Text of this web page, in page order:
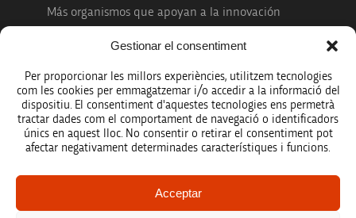
Gestionar el consentiment
Per proporcionar les millors experiències, utilitzem tecnologies
com les cookies per emmagatzemar i/o accedir a la informació del
dispositiu. El consentiment d'aquestes tecnologies ens permetrà
tractar dades com el comportament de navegació o identificadors
únics en aquest lloc. No consentir o retirar el consentiment pot
afectar negativament determinades característiques i funcions.
Acceptar
Más organismos que apoyan a la innovación
Avíso legal
Política de protección de datos